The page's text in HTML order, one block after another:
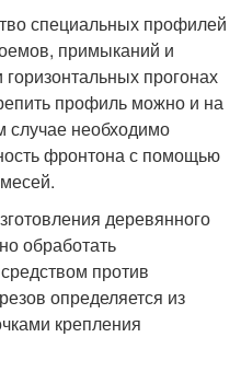
специальных профилей
примыканий и
прогонах
профиль можно и на
случае необходимо
фронтона с помощью
деревянного
обработать
против
определяется из
крепления